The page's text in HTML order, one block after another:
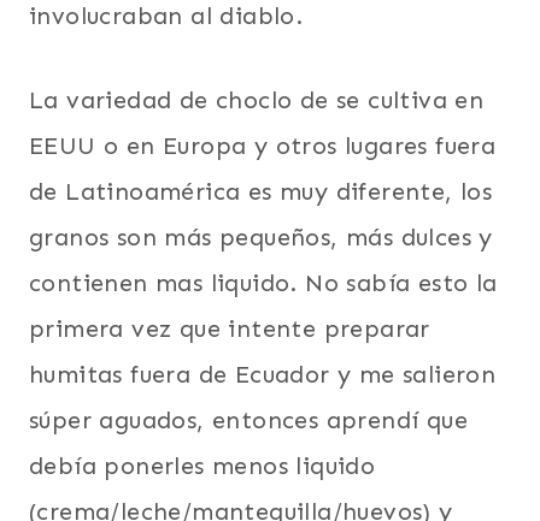
involucraban al diablo.
La variedad de choclo de se cultiva en
EEUU o en Europa y otros lugares fuera
de Latinoamérica es muy diferente, los
granos son más pequeños, más dulces y
contienen mas liquido. No sabía esto la
primera vez que intente preparar
humitas fuera de Ecuador y me salieron
súper aguados, entonces aprendí que
debía ponerles menos liquido
(crema/leche/mantequilla/huevos) y